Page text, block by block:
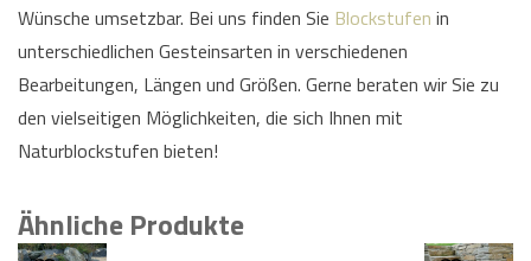
Wünsche umsetzbar. Bei uns finden Sie Blockstufen in
unterschiedlichen Gesteinsarten in verschiedenen
Bearbeitungen, Längen und Größen. Gerne beraten wir Sie zu
den vielseitigen Möglichkeiten, die sich Ihnen mit
Naturblockstufen bieten!
Ähnliche Produkte